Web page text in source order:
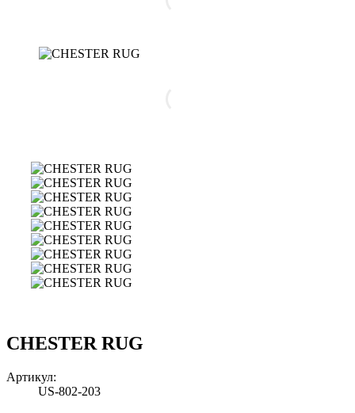
CHESTER RUG
Артикул:
US-802-203